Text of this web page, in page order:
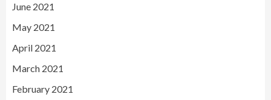
June 2021
May 2021
April 2021
March 2021
February 2021